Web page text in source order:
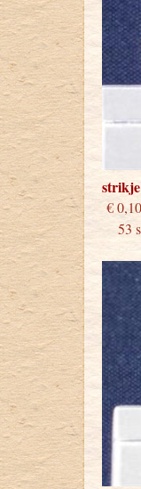
53